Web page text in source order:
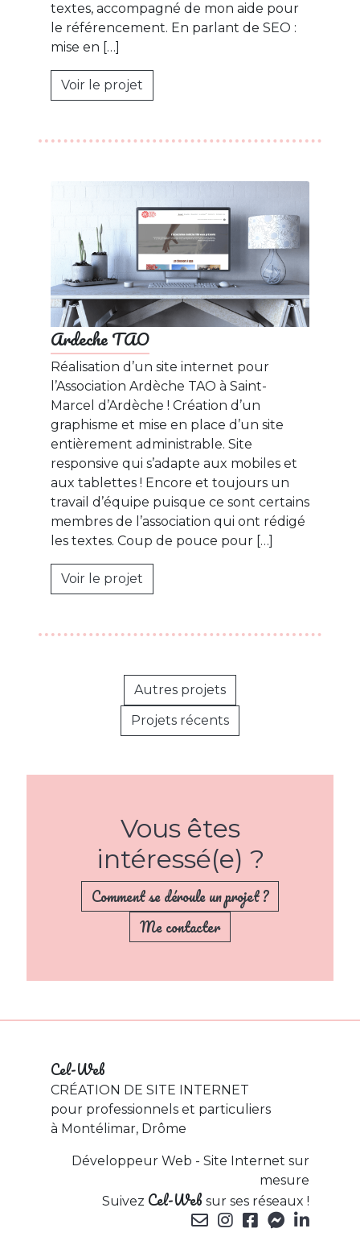
textes, accompagné de mon aide pour
le référencement. En parlant de SEO :
mise en […]
Voir le projet
Ardeche TAO
Réalisation d’un site internet pour
l’Association Ardèche TAO à Saint-
Marcel d’Ardèche ! Création d’un
graphisme et mise en place d’un site
entièrement administrable. Site
responsive qui s’adapte aux mobiles et
aux tablettes ! Encore et toujours un
travail d’équipe puisque ce sont certains
membres de l’association qui ont rédigé
les textes. Coup de pouce pour […]
Voir le projet
Autres projets
Projets récents
Vous êtes
intéressé(e) ?
Comment se déroule un projet ?
Me contacter
Cel-Web
CRÉATION DE SITE INTERNET
pour professionnels et particuliers
à Montélimar, Drôme
Développeur Web - Site Internet sur
mesure
Suivez Cel-Web sur ses réseaux !